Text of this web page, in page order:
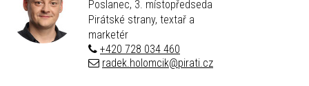
Poslanec, 3. místopředseda
Pirátské strany, textař a
marketér
+420 728 034 460
radek.holomcik@pirati.cz